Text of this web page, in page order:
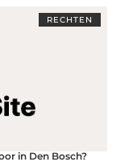
RECHTEN
in Den Bosch?